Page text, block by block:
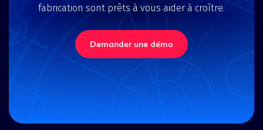
fabrication sont prêts à vous aider à croître.
Demander une démo